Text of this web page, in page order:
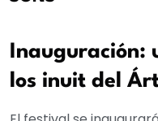
los inuit del